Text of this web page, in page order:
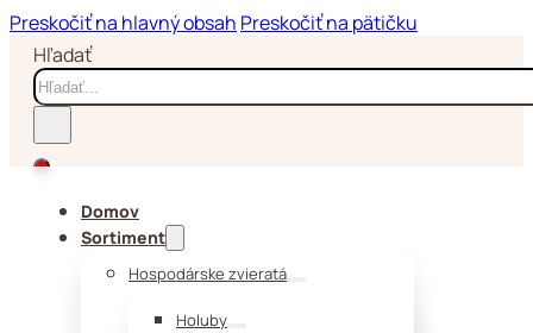
Preskočiť na hlavný obsah Preskočiť na pätičku
Hľadať
Domov
Sortiment
Hospodárske zvieratá
Holuby